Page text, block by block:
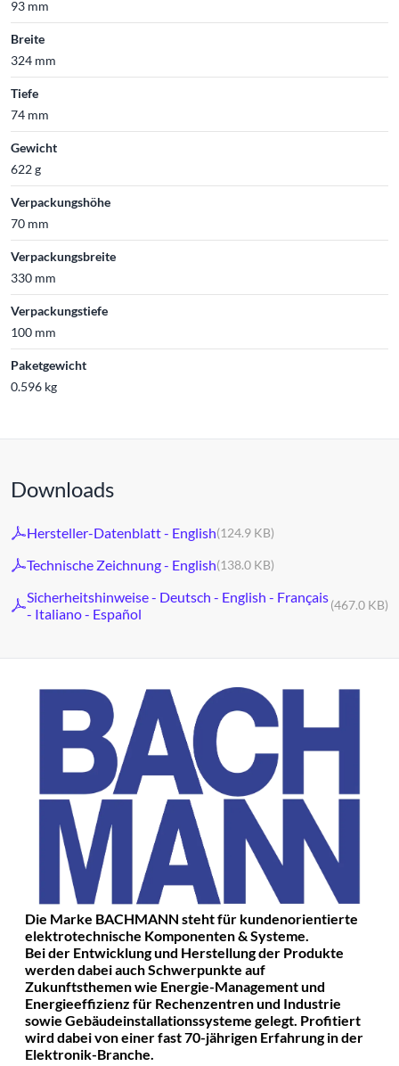
93 mm
Breite
324 mm
Tiefe
74 mm
Gewicht
622 g
Verpackungshöhe
70 mm
Verpackungsbreite
330 mm
Verpackungstiefe
100 mm
Paketgewicht
0.596 kg
Downloads
Hersteller-Datenblatt - English(124.9 KB)
Technische Zeichnung - English(138.0 KB)
Sicherheitshinweise - Deutsch - English - Français
- Italiano - Español
(467.0 KB)
Die Marke BACHMANN steht für kundenorientierte
elektrotechnische Komponenten & Systeme.
Bei der Entwicklung und Herstellung der Produkte
werden dabei auch Schwerpunkte auf
Zukunftsthemen wie Energie-Management und
Energieeffizienz für Rechenzentren und Industrie
sowie Gebäudeinstallationssysteme gelegt. Profitiert
wird dabei von einer fast 70-jährigen Erfahrung in der
Elektronik-Branche.